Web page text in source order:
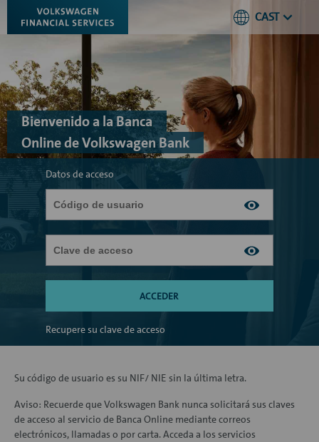
CAST
Bienvenido a la Banca
Online de Volkswagen Bank
Datos de acceso
ACCEDER
Recupere su clave de acceso
Su código de usuario es su NIF/ NIE sin la última letra.
Aviso: Recuerde que Volkswagen Bank nunca solicitará sus claves
de acceso al servicio de Banca Online mediante correos
electrónicos, llamadas o por carta. Acceda a los servicios